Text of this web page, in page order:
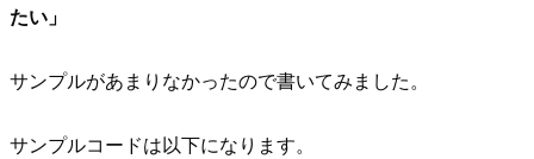
たい」
サンプルがあまりなかったので書いてみました。
サンプルコードは以下になります。